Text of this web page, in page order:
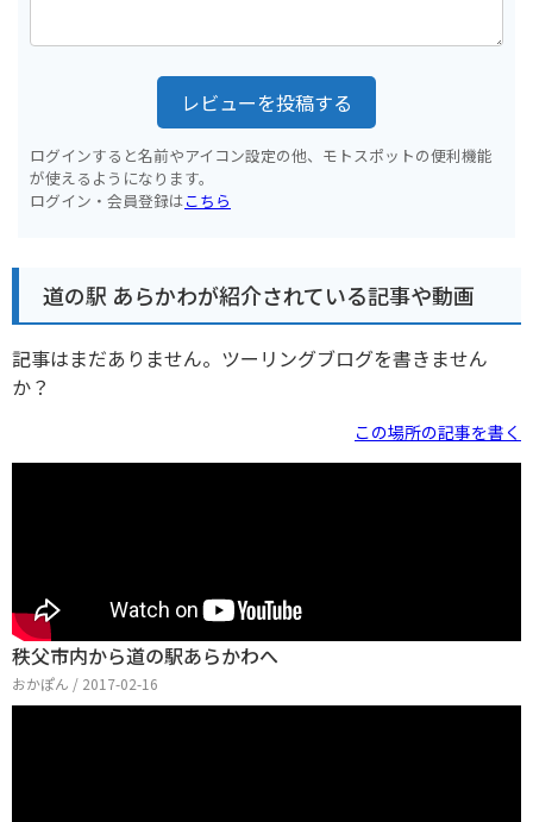
レビューを投稿する
ログインすると名前やアイコン設定の他、モトスポットの便利機能
が使えるようになります。
ログイン・会員登録はこちら
道の駅 あらかわが紹介されている記事や動画
記事はまだありません。ツーリングブログを書きません
か？
この場所の記事を書く
秩父市内から道の駅あらかわへ
おかぽん / 2017-02-16